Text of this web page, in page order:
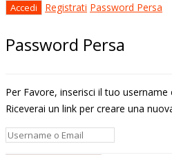
Registrati Password Persa
Password Persa
Per Favore, inserisci il tuo
Riceverai un link per creare una